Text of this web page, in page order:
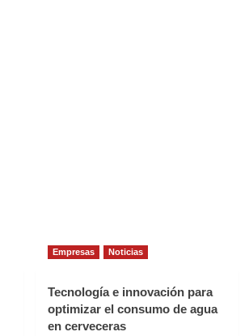
Empresas Noticias
Tecnología e innovación para
optimizar el consumo de agua
en cerveceras